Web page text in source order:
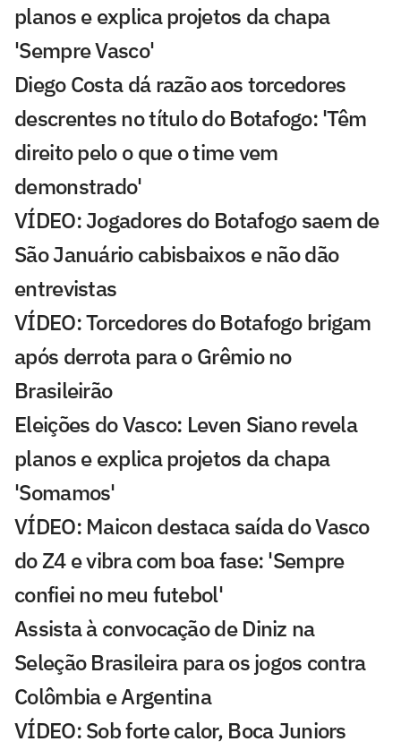
planos e explica projetos da chapa
'Sempre Vasco'
Diego Costa dá razão aos torcedores
descrentes no título do Botafogo: 'Têm
direito pelo o que o time vem
demonstrado'
VÍDEO: Jogadores do Botafogo saem de
São Januário cabisbaixos e não dão
entrevistas
VÍDEO: Torcedores do Botafogo brigam
após derrota para o Grêmio no
Brasileirão
Eleições do Vasco: Leven Siano revela
planos e explica projetos da chapa
'Somamos'
VÍDEO: Maicon destaca saída do Vasco
do Z4 e vibra com boa fase: 'Sempre
confiei no meu futebol'
Assista à convocação de Diniz na
Seleção Brasileira para os jogos contra
Colômbia e Argentina
VÍDEO: Sob forte calor, Boca Juniors